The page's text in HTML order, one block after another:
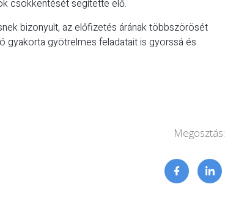
csökkentését segítette elő.
bizonyult, az előfizetés árának többszörösét
gyakorta gyötrelmes feladatait is gyorssá és
Megosztás: